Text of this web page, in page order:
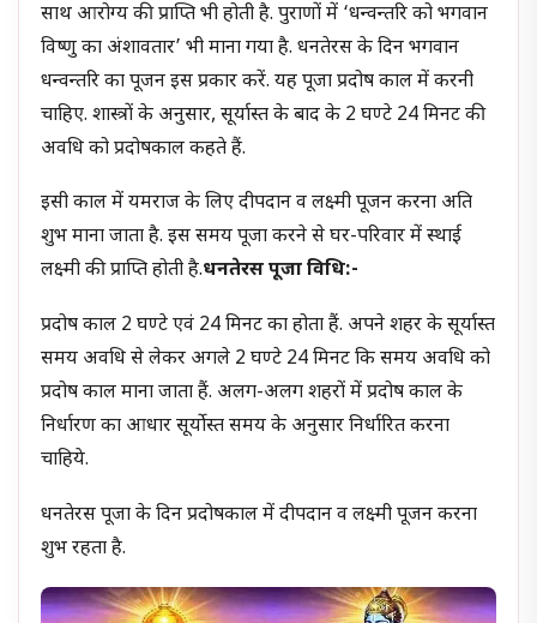
साथ आरोग्य की प्राप्ति भी होती है. पुराणों में ‘धन्वन्तरि को भगवान
विष्णु का अंशावतार’ भी माना गया है. धनतेरस के दिन भगवान
धन्वन्तरि का पूजन इस प्रकार करें. यह पूजा प्रदोष काल में करनी
चाहिए. शास्त्रों के अनुसार, सूर्यास्त के बाद के 2 घण्टे 24 मिनट की
अवधि को प्रदोषकाल कहते हैं.
इसी काल में यमराज के लिए दीपदान व लक्ष्मी पूजन करना अति
शुभ माना जाता है. इस समय पूजा करने से घर-परिवार में स्थाई
लक्ष्मी की प्राप्ति होती है.धनतेरस पूजा विधि:-
प्रदोष काल 2 घण्टे एवं 24 मिनट का होता हैं. अपने शहर के सूर्यास्त
समय अवधि से लेकर अगले 2 घण्टे 24 मिनट कि समय अवधि को
प्रदोष काल माना जाता हैं. अलग-अलग शहरों में प्रदोष काल के
निर्धारण का आधार सूर्योस्त समय के अनुसार निर्धारित करना
चाहिये.
धनतेरस पूजा के दिन प्रदोषकाल में दीपदान व लक्ष्मी पूजन करना
शुभ रहता है.